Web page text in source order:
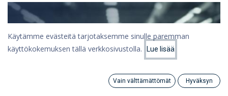
Category
Käytämme evästeitä tarjotaksemme sinulle paremman
käyttökokemuksen tällä verkkosivustolla.
Lue lisää
Vain välttämättömät Hyväksyn